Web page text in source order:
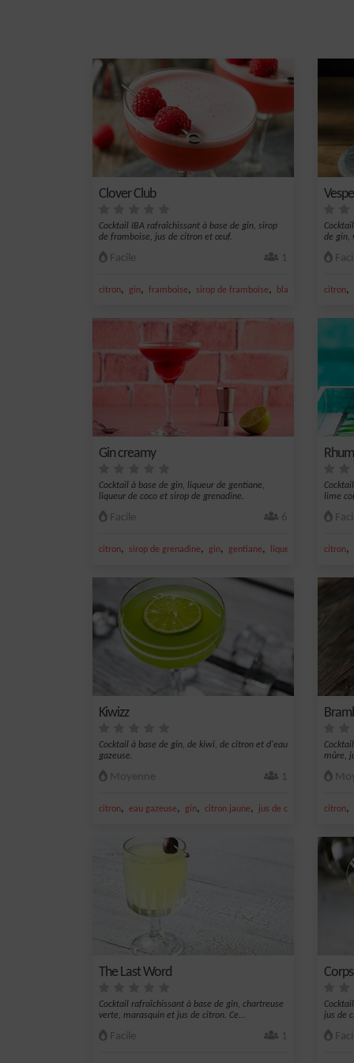
Clover Club
Cocktail IBA rafraîchissant à base de gin, sirop
de framboise, jus de citron et œuf.
Facile 1
citron, gin, framboise, sirop de framboise, blanc d'oeuf
de gin,
citron,
Gin creamy
Cocktail à base de gin, liqueur de gentiane,
liqueur de coco et sirop de grenadine.
Facile 6
citron, sirop de grenadine, gin, gentiane, liqueur de coco
lime
citron,
Kiwizz
Cocktail à base de gin, de kiwi, de citron et d'eau
gazeuse.
Moyenne 1
citron, eau gazeuse, gin, citron jaune, jus de citron jaune
mûre,
citron,
The Last Word
Cocktail rafraîchissant à base de gin, chartreuse
verte, marasquin et jus de citron. Ce...
Facile 1
jus de